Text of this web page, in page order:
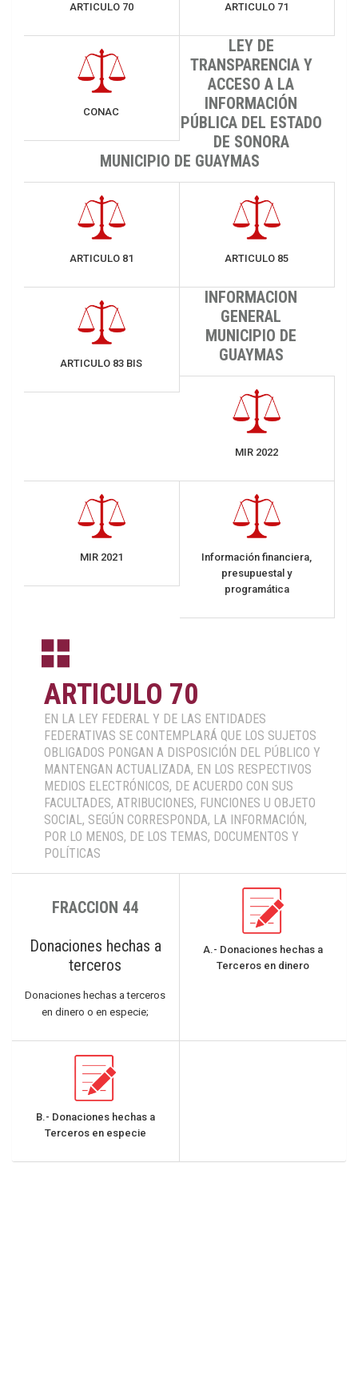
ARTICULO 70 ARTICULO 71
CONAC
LEY DE
TRANSPARENCIA Y
ACCESO A LA
INFORMACIÓN
PÚBLICA DEL ESTADO
DE SONORA
MUNICIPIO DE GUAYMAS
ARTICULO 81 ARTICULO 85
ARTICULO 83 BIS
INFORMACION
GENERAL
MUNICIPIO DE
GUAYMAS
MIR 2022
MIR 2021
Información financiera,
presupuestal y
programática
ARTICULO 70
EN LA LEY FEDERAL Y DE LAS ENTIDADES
FEDERATIVAS SE CONTEMPLARÁ QUE LOS SUJETOS
OBLIGADOS PONGAN A DISPOSICIÓN DEL PÚBLICO Y
MANTENGAN ACTUALIZADA, EN LOS RESPECTIVOS
MEDIOS ELECTRÓNICOS, DE ACUERDO CON SUS
FACULTADES, ATRIBUCIONES, FUNCIONES U OBJETO
SOCIAL, SEGÚN CORRESPONDA, LA INFORMACIÓN,
POR LO MENOS, DE LOS TEMAS, DOCUMENTOS Y
POLÍTICAS
FRACCION 44
Donaciones hechas a
terceros
Donaciones hechas a terceros
en dinero o en especie;
A.- Donaciones hechas a
Terceros en dinero
B.- Donaciones hechas a
Terceros en especie